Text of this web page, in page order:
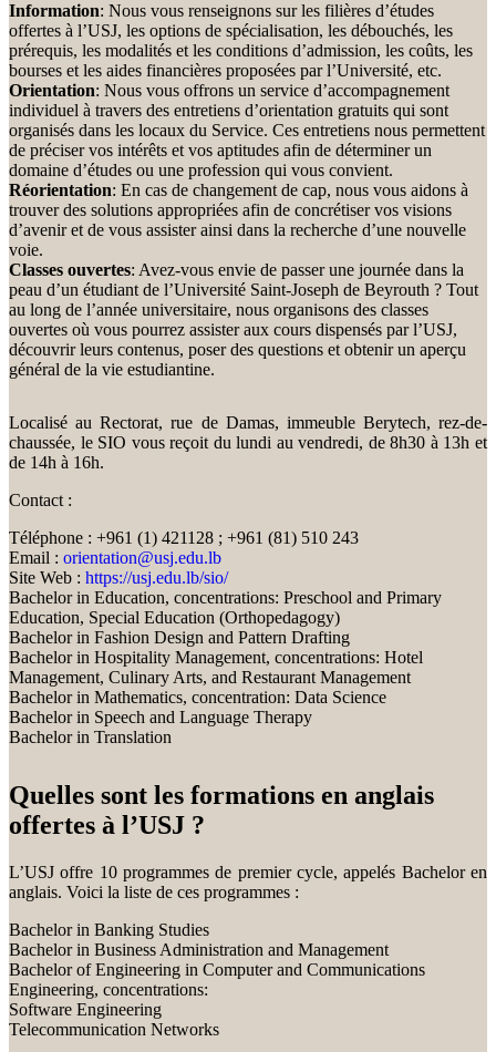
Information: Nous vous renseignons sur les filières d’études
offertes à l’USJ, les options de spécialisation, les débouchés, les
prérequis, les modalités et les conditions d’admission, les coûts, les
bourses et les aides financières proposées par l’Université, etc.
Orientation: Nous vous offrons un service d’accompagnement
individuel à travers des entretiens d’orientation gratuits qui sont
organisés dans les locaux du Service. Ces entretiens nous permettent
de préciser vos intérêts et vos aptitudes afin de déterminer un
domaine d’études ou une profession qui vous convient.
Réorientation: En cas de changement de cap, nous vous aidons à
trouver des solutions appropriées afin de concrétiser vos visions
d’avenir et de vous assister ainsi dans la recherche d’une nouvelle
voie.
Classes ouvertes: Avez-vous envie de passer une journée dans la
peau d’un étudiant de l’Université Saint-Joseph de Beyrouth ? Tout
au long de l’année universitaire, nous organisons des classes
ouvertes où vous pourrez assister aux cours dispensés par l’USJ,
découvrir leurs contenus, poser des questions et obtenir un aperçu
général de la vie estudiantine.
Localisé au Rectorat, rue de Damas, immeuble Berytech, rez-de-
chaussée, le SIO vous reçoit du lundi au vendredi, de 8h30 à 13h et
de 14h à 16h.
Contact :
Téléphone : +961 (1) 421128 ; +961 (81) 510 243
Email : orientation@usj.edu.lb
Site Web : https://usj.edu.lb/sio/
Bachelor in Education, concentrations: Preschool and Primary
Education, Special Education (Orthopedagogy)
Bachelor in Fashion Design and Pattern Drafting
Bachelor in Hospitality Management, concentrations: Hotel
Management, Culinary Arts, and Restaurant Management
Bachelor in Mathematics, concentration: Data Science
Bachelor in Speech and Language Therapy
Bachelor in Translation
Quelles sont les formations en anglais
offertes à l’USJ ?
L’USJ offre 10 programmes de premier cycle, appelés Bachelor en
anglais. Voici la liste de ces programmes :
Bachelor in Banking Studies
Bachelor in Business Administration and Management
Bachelor of Engineering in Computer and Communications
Engineering, concentrations:
Software Engineering
Telecommunication Networks